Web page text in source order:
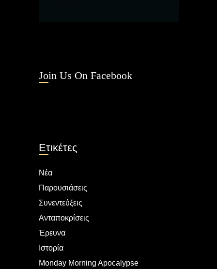
Join Us On Facebook
Ετικέτες
Νέα
Παρουσιάσεις
Συνεντεύξεις
Ανταποκρίσεις
Έρευνα
Ιστορία
Monday Morning Apocalypse